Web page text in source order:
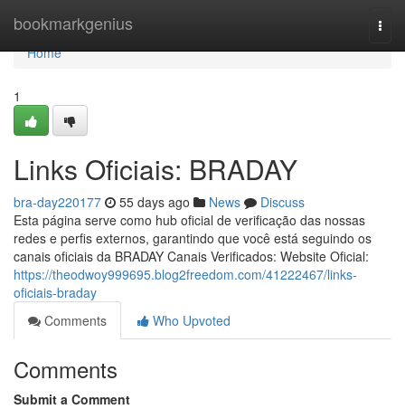
bookmarkgenius
Home
Home
1
Links Oficiais: BRADAY
bra-day220177 55 days ago News
Discuss
Esta página serve como hub oficial de verificação das nossas
redes e perfis externos, garantindo que você está seguindo os
canais oficiais da BRADAY Canais Verificados: Website Oficial:
https://theodwoy999695.blog2freedom.com/41222467/links-
oficiais-braday
Comments
Who Upvoted
Comments
Submit a Comment